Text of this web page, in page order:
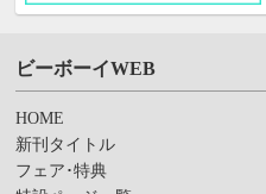
ビーボーイWEB
HOME
新刊タイトル
フェア･特典